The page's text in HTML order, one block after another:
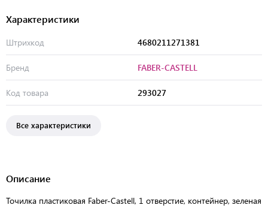
Характеристики
Штрихкод 4680211271381
Бренд FABER-CASTELL
Код товара 293027
Все характеристики
Описание
Точилка пластиковая Faber-Castell, 1 отверстие, контейнер, зеленая